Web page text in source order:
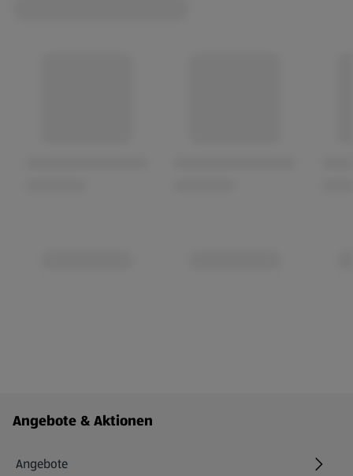
Fußzeilenmenü - weitere Links
Angebote & Aktionen
Angebote